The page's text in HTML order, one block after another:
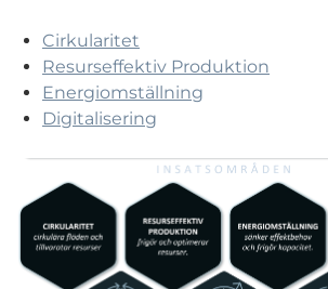
Cirkularitet
Resurseffektiv Produktion
Energiomställning
Digitalisering